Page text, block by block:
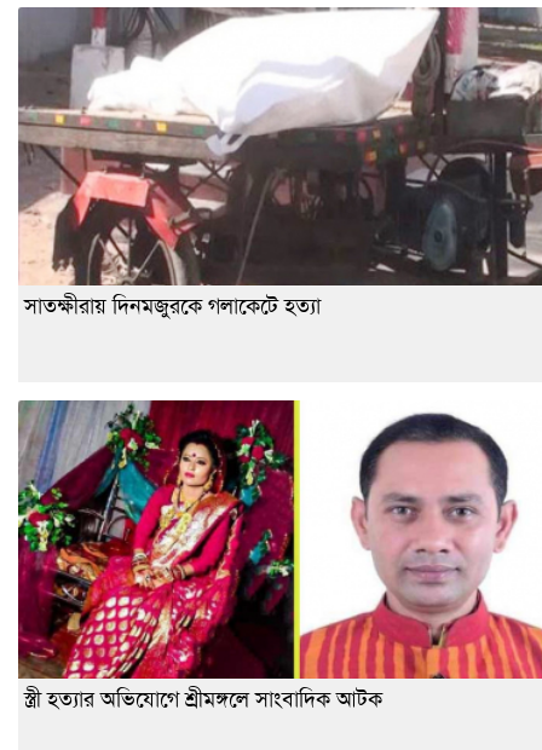
সাতক্ষীরায় দিনমজুরকে গলাকেটে হত্যা
স্ত্রী হত্যার অভিযোগে শ্রীমঙ্গলে সাংবাদিক আটক